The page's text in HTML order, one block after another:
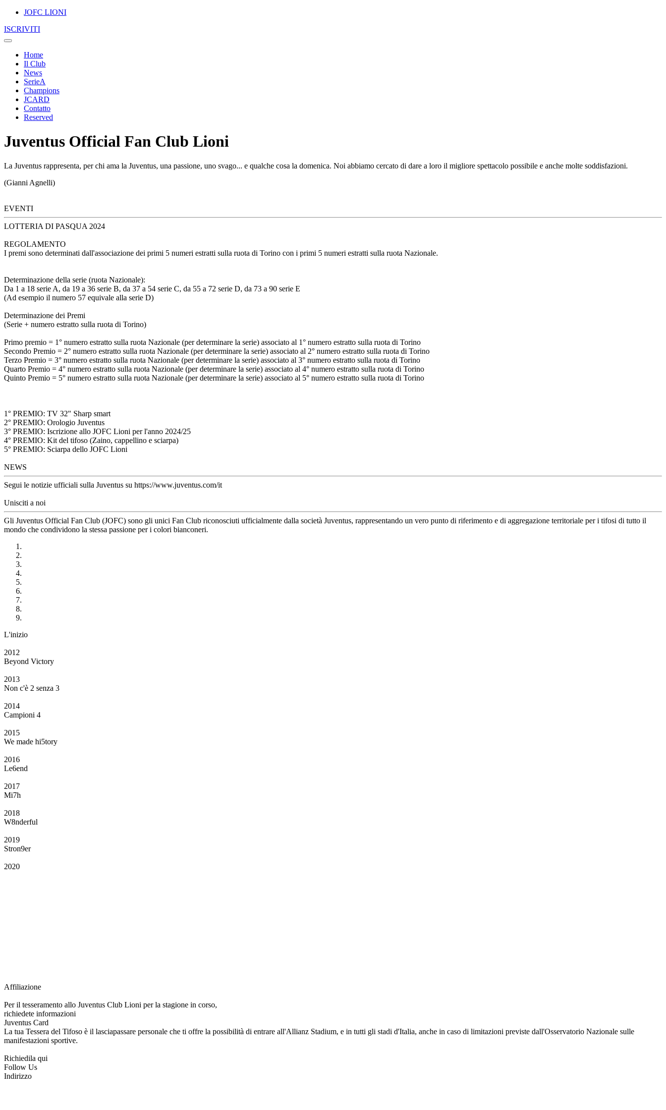
JOFC LIONI
ISCRIVITI
Home
Il Club
News
SerieA
Champions
JCARD
Contatto
Reserved
Juventus Official Fan Club Lioni
La Juventus rappresenta, per chi ama la Juventus, una passione, uno svago... e qualche cosa la domenica. Noi abbiamo cercato di dare a loro il migliore spettacolo possibile e anche molte soddisfazioni.
(Gianni Agnelli)
EVENTI
LOTTERIA DI PASQUA 2024
REGOLAMENTO
I premi sono determinati dall'associazione dei primi 5 numeri estratti sulla ruota di Torino con i primi 5 numeri estratti sulla ruota Nazionale.
Determinazione della serie (ruota Nazionale):
Da 1 a 18 serie A, da 19 a 36 serie B, da 37 a 54 serie C, da 55 a 72 serie D, da 73 a 90 serie E
(Ad esempio il numero 57 equivale alla serie D)
Determinazione dei Premi
(Serie + numero estratto sulla ruota di Torino)
Primo premio = 1° numero estratto sulla ruota Nazionale (per determinare la serie) associato al 1° numero estratto sulla ruota di Torino
Secondo Premio = 2° numero estratto sulla ruota Nazionale (per determinare la serie) associato al 2° numero estratto sulla ruota di Torino
Terzo Premio = 3° numero estratto sulla ruota Nazionale (per determinare la serie) associato al 3° numero estratto sulla ruota di Torino
Quarto Premio = 4° numero estratto sulla ruota Nazionale (per determinare la serie) associato al 4° numero estratto sulla ruota di Torino
Quinto Premio = 5° numero estratto sulla ruota Nazionale (per determinare la serie) associato al 5° numero estratto sulla ruota di Torino
1° PREMIO: TV 32" Sharp smart
2° PREMIO: Orologio Juventus
3° PREMIO: Iscrizione allo JOFC Lioni per l'anno 2024/25
4° PREMIO: Kit del tifoso (Zaino, cappellino e sciarpa)
5° PREMIO: Sciarpa dello JOFC Lioni
NEWS
Segui le notizie ufficiali sulla Juventus su https://www.juventus.com/it
Unisciti a noi
Gli Juventus Official Fan Club (JOFC) sono gli unici Fan Club riconosciuti ufficialmente dalla società Juventus, rappresentando un vero punto di riferimento e di aggregazione territoriale per i tifosi di tutto il
mondo che condividono la stessa passione per i colori bianconeri.
L'inizio
2012
Beyond Victory
2013
Non c'è 2 senza 3
2014
Campioni 4
2015
We made hi5tory
2016
Le6end
2017
Mi7h
2018
W8nderful
2019
Stron9er
2020
Affiliazione
Per il tesseramento allo Juventus Club Lioni per la stagione in corso,
richiedete informazioni
Juventus Card
La tua Tessera del Tifoso è il lasciapassare personale che ti offre la possibilità di entrare all'Allianz Stadium, e in tutti gli stadi d'Italia, anche in caso di limitazioni previste dall'Osservatorio Nazionale sulle
manifestazioni sportive.
Richiedila qui
Follow Us
Indirizzo